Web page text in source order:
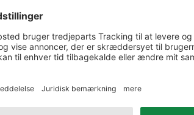
På lager 0,75 l